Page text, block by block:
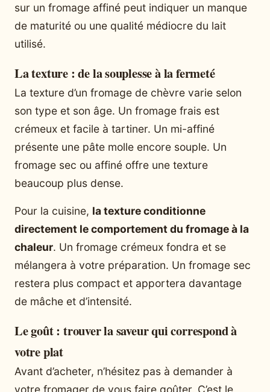
sur un fromage affiné peut indiquer un manque
de maturité ou une qualité médiocre du lait
utilisé.
La texture : de la souplesse à la fermeté
La texture d’un fromage de chèvre varie selon
son type et son âge. Un fromage frais est
crémeux et facile à tartiner. Un mi-affiné
présente une pâte molle encore souple. Un
fromage sec ou affiné offre une texture
beaucoup plus dense.
Pour la cuisine, la texture conditionne
directement le comportement du fromage à la
chaleur. Un fromage crémeux fondra et se
mélangera à votre préparation. Un fromage sec
restera plus compact et apportera davantage
de mâche et d’intensité.
Le goût : trouver la saveur qui correspond à
votre plat
Avant d’acheter, n’hésitez pas à demander à
votre fromager de vous faire goûter. C’est le